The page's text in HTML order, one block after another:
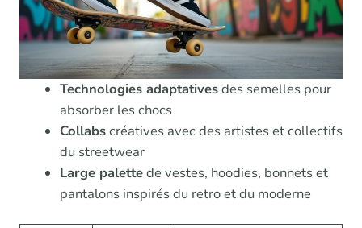
Technologies adaptativesdes semelles pour
absorber les chocs
Collabscréatives avec des artistes et collectifs
du streetwear
Large palettede vestes, hoodies, bonnets et
pantalons inspirés du retro et du moderne